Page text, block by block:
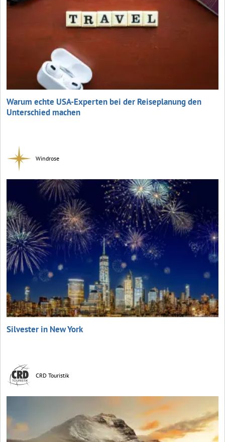
Warum echte USA-Experten bei der Reiseplanung den
Unterschied machen
Windrose
Silvester in New York
CRD Touristik